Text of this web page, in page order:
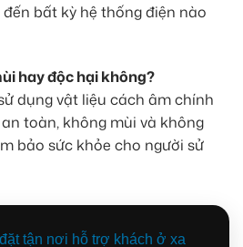
bất kỳ hệ thống điện nào
hay độc hại không?
dụng vật liệu cách âm chính
toàn, không mùi và không
bảo sức khỏe cho người sử